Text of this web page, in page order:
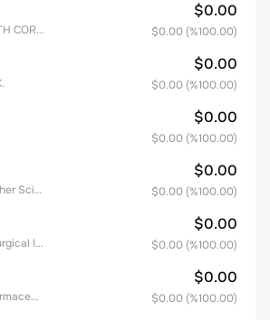
CVS HEALTH CORPORATION
$0.00
$0.00 (%100.00)
$0.00
$0.00 (%100.00)
$0.00
$0.00 (%100.00)
Thermo Fisher Scientific, Inc.
$0.00
$0.00 (%100.00)
Intuitive Surgical Inc.
$0.00
$0.00 (%100.00)
Vertex Pharmaceuticals Inc
$0.00
$0.00 (%100.00)